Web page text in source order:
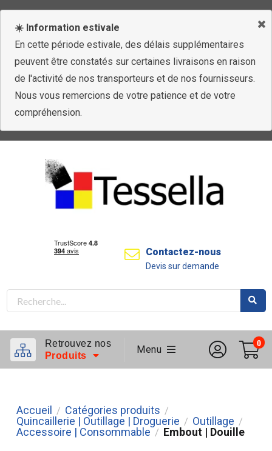
☀️ Information estivale
En cette période estivale, des délais supplémentaires
peuvent être constatés sur certaines livraisons en raison
de l'activité de nos transporteurs et de nos fournisseurs.
Nous vous remercions de votre patience et de votre
compréhension.
Contactez-nous
Devis sur demande
Retrouvez nos
Produits
Menu
0
Accueil / Catégories produits /
Quincaillerie | Outillage | Droguerie / Outillage /
Accessoire | Consommable / Embout | Douille